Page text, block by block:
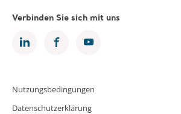
Verbinden Sie sich mit uns
Nutzungsbedingungen
Datenschutzerklärung